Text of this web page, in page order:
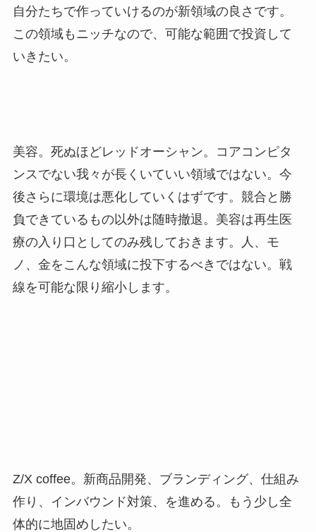
自分たちで作っていけるのが新領域の良さです。
この領域もニッチなので、可能な範囲で投資して
いきたい。
美容。死ぬほどレッドオーシャン。コアコンピタ
ンスでない我々が長くいていい領域ではない。今
後さらに環境は悪化していくはずです。競合と勝
負できているもの以外は随時撤退。美容は再生医
療の入り口としてのみ残しておきます。人、モ
ノ、金をこんな領域に投下するべきではない。戦
線を可能な限り縮小します。
Z/X coffee。新商品開発、ブランディング、仕組み
作り、インバウンド対策、を進める。もう少し全
体的に地固めしたい。